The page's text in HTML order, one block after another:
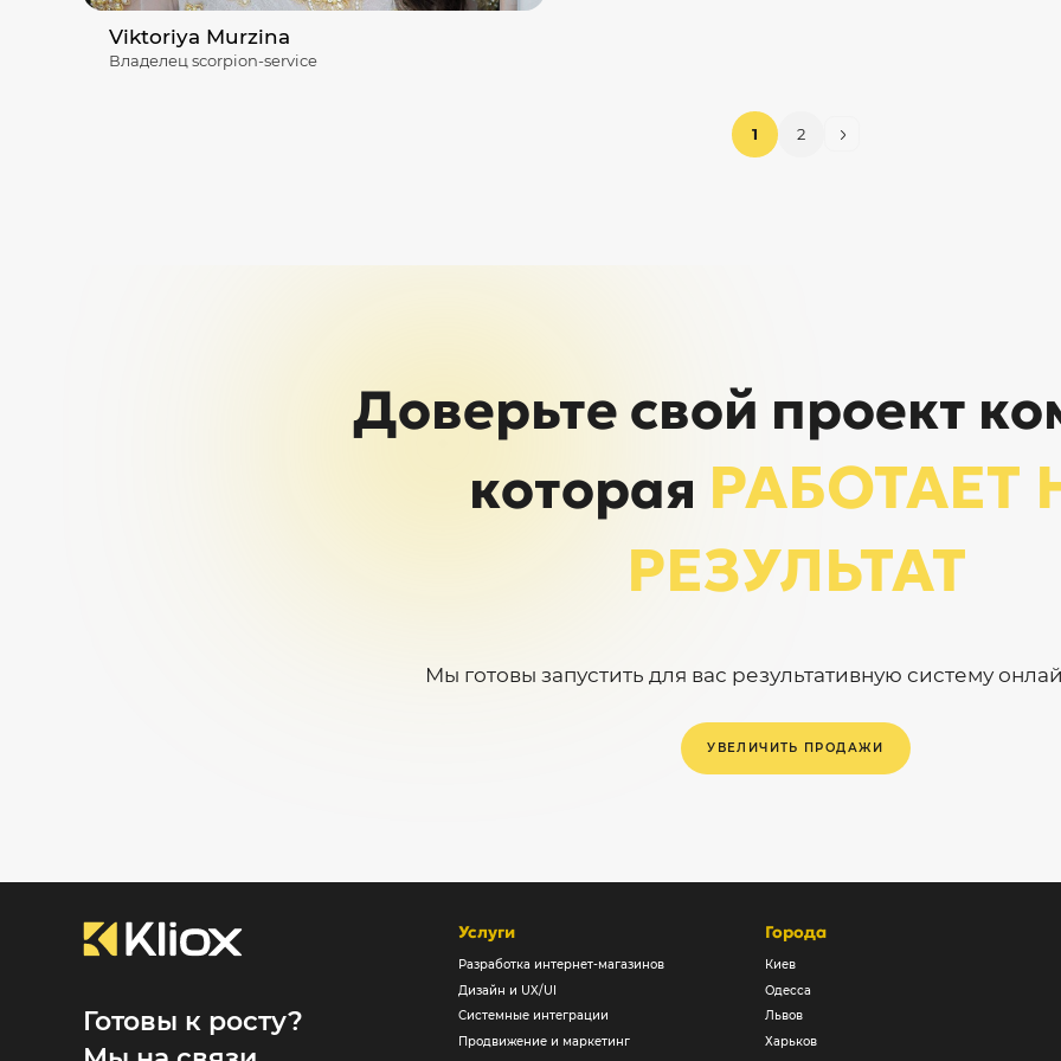
Viktoriya Murzina
Владелец scorpion-service
1 2
Доверьте свой проект
которая РАБОТАЕТ
РЕЗУЛЬТАТ
Мы готовы запустить для вас результативную систему
УВЕЛИЧИТЬ ПРОДАЖИ
Готовы к росту?
Услуги
Разработка интернет-магазинов
Дизайн и UX/UI
Системные интеграции
Продвижение и маркетинг
Города
Киев
Одесса
Львов
Харьков